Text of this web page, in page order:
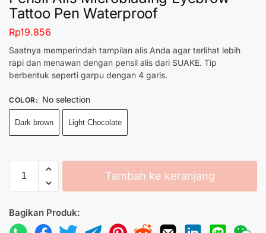
Tattoo Pen Waterproof
Rp19.856
Saatnya memperindah tampilan alis Anda agar terlihat lebih
rapi dan menawan dengan pensil alis dari SUAKE. Tip
berbentuk seperti garpu dengan 4 garis.
COLOR: No selection
Dark brown Light Chocolate
Tambah ke keranjang
Bagikan Produk: